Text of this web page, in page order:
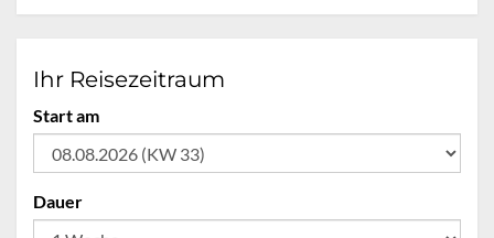
Ihr Reisezeitraum
Start am
Dauer